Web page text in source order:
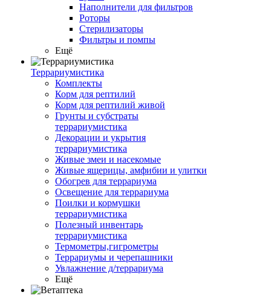
Наполнители для фильтров
Роторы
Стерилизаторы
Фильтры и помпы
Ещё
Террариумистика
Комплекты
Корм для рептилий
Корм для рептилий живой
Грунты и субстраты
террариумистика
Декорации и укрытия
террариумистика
Живые змеи и насекомые
Живые ящерицы, амфибии и улитки
Обогрев для террариума
Освещение для террариума
Поилки и кормушки
террариумистика
Полезный инвентарь
террариумистика
Термометры,гигрометры
Террариумы и черепашники
Увлажнение д/террариума
Ещё